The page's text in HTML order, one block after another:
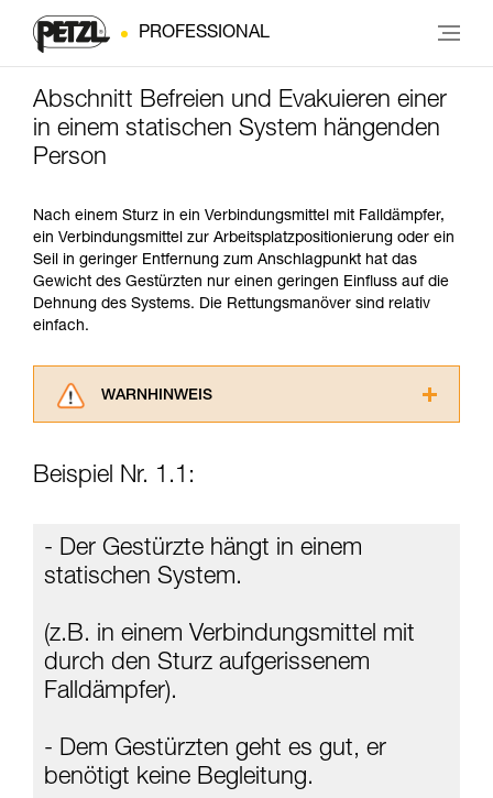
PROFESSIONAL
Abschnitt Befreien und Evakuieren einer
in einem statischen System hängenden
Person
Nach einem Sturz in ein Verbindungsmittel mit Falldämpfer,
ein Verbindungsmittel zur Arbeitsplatzpositionierung oder ein
Seil in geringer Entfernung zum Anschlagpunkt hat das
Gewicht des Gestürzten nur einen geringen Einfluss auf die
Dehnung des Systems. Die Rettungsmanöver sind relativ
einfach.
WARNHINWEIS
aufmerksam durch, bevor Sie diesen zu Rate
der Gebrauchsanweisung enthaltenen
Informationen richtig verstanden haben.
Die Beherrschung dieser Techniken setzt eine
Training voraus. Prüfen Sie zusammen mit
einem Profi, ob Sie in der Lage sind, den
Vorgang alleine sicher zu wiederholen, bevor
Sie ihn eigenständig durchführen.
verbundenen Techniken. Möglicherweise gibt es
noch andere Techniken, die hier nicht
beschrieben werden.
Beispiel Nr. 1.1:
- Der Gestürzte hängt in einem
statischen System.
(z.B. in einem Verbindungsmittel mit
durch den Sturz aufgerissenem
Falldämpfer).
- Dem Gestürzten geht es gut, er
benötigt keine Begleitung.